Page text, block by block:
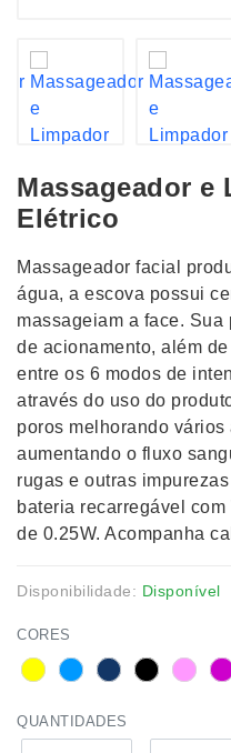
Massageador e
Elétrico
Massageador facial
água, a escova possui
massageiam a face.
de acionamento, além
entre os 6 modos de
através do uso do
poros melhorando vários
aumentando o fluxo
rugas e outras
bateria recarregável
de 0.25W. Acompanha
Disponibilidade: Disponível
CORES
QUANTIDADES